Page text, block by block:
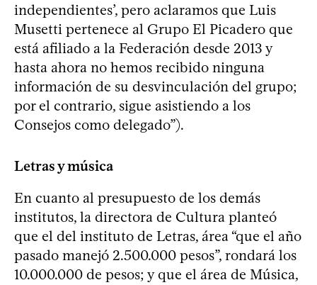
independientes’, pero aclaramos que Luis
Musetti pertenece al Grupo El Picadero que
está afiliado a la Federación desde 2013 y
hasta ahora no hemos recibido ninguna
información de su desvinculación del grupo;
por el contrario, sigue asistiendo a los
Consejos como delegado”).
Letras y música
En cuanto al presupuesto de los demás
institutos, la directora de Cultura planteó
que el del instituto de Letras, área “que el año
pasado manejó 2.500.000 pesos”, rondará los
10.000.000 de pesos; y que el área de Música,